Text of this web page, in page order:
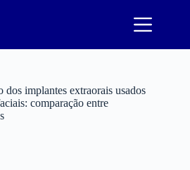
dos implantes extraorais usados
comparação entre